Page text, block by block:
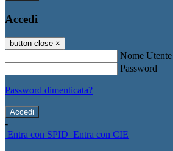
Accedi
button close ×
Nome Utente
Password
Password dimenticata?
-
Entra con SPID Entra con CIE